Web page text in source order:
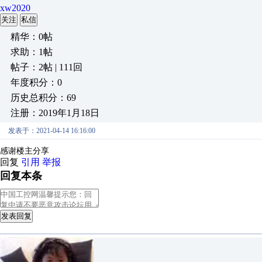
xw2020
关注 私信
精华：0帖
求助：1帖
帖子：2帖 | 111回
年度积分：0
历史总积分：69
注册：2019年1月18日
发表于：2021-04-14 16:16:00
感谢楼主分享
回复 引用 举报
回复本条
发表回复